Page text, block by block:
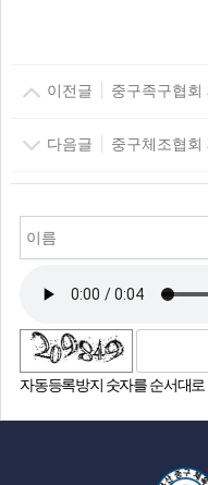
이전글 중구족구협회
다음글 중구체조협회
자동등록방지 숫자를 순서대로